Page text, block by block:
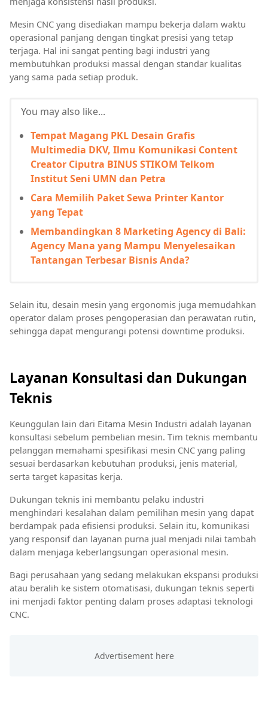
Mesin CNC yang disediakan mampu bekerja dalam waktu
operasional panjang dengan tingkat presisi yang tetap
terjaga. Hal ini sangat penting bagi industri yang
membutuhkan produksi massal dengan standar kualitas
yang sama pada setiap produk.
You may also like...
Tempat Magang PKL Desain Grafis
Multimedia DKV, Ilmu Komunikasi Content
Creator Ciputra BINUS STIKOM Telkom
Institut Seni UMN dan Petra
Cara Memilih Paket Sewa Printer Kantor
yang Tepat
Membandingkan 8 Marketing Agency di Bali:
Agency Mana yang Mampu Menyelesaikan
Tantangan Terbesar Bisnis Anda?
Selain itu, desain mesin yang ergonomis juga memudahkan
operator dalam proses pengoperasian dan perawatan rutin,
sehingga dapat mengurangi potensi downtime produksi.
Layanan Konsultasi dan Dukungan
Teknis
Keunggulan lain dari Eitama Mesin Industri adalah layanan
konsultasi sebelum pembelian mesin. Tim teknis membantu
pelanggan memahami spesifikasi mesin CNC yang paling
sesuai berdasarkan kebutuhan produksi, jenis material,
serta target kapasitas kerja.
Dukungan teknis ini membantu pelaku industri
menghindari kesalahan dalam pemilihan mesin yang dapat
berdampak pada efisiensi produksi. Selain itu, komunikasi
yang responsif dan layanan purna jual menjadi nilai tambah
dalam menjaga keberlangsungan operasional mesin.
Bagi perusahaan yang sedang melakukan ekspansi produksi
atau beralih ke sistem otomatisasi, dukungan teknis seperti
ini menjadi faktor penting dalam proses adaptasi teknologi
CNC.